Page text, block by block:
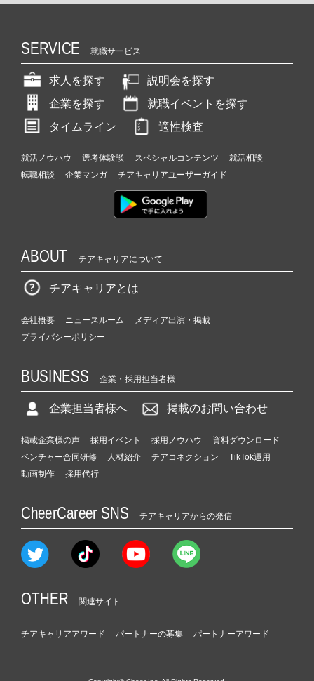
SERVICE 就職サービス
求人を探す
説明会を探す
企業を探す
就職イベントを探す
タイムライン
適性検査
就活ノウハウ 選考体験談 スペシャルコンテンツ
就活相談
転職相談
企業マンガ チアキャリアユーザーガイド
ABOUT チアキャリアについて
チアキャリアとは
会社概要 ニュースルーム
メディア出演・掲載
プライバシーポリシー
BUSINESS 企業・採用担当者様
企業担当者様へ 掲載のお問い合わせ
掲載企業様の声 採用イベント 採用ノウハウ
資料ダウンロード
ベンチャー合同研修
人材紹介 チアコネクション
TikTok運用
動画制作
採用代行
CheerCareer SNS チアキャリアからの発信
OTHER 関連サイト
チアキャリアアワード パートナーの募集 パートナーアワード